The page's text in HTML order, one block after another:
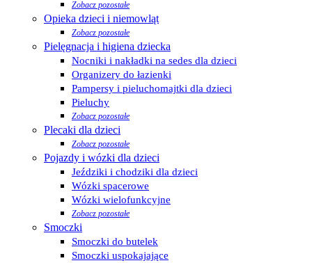
Zobacz pozostałe
Opieka dzieci i niemowląt
Zobacz pozostałe
Pielęgnacja i higiena dziecka
Nocniki i nakładki na sedes dla dzieci
Organizery do łazienki
Pampersy i pieluchomajtki dla dzieci
Pieluchy
Zobacz pozostałe
Plecaki dla dzieci
Zobacz pozostałe
Pojazdy i wózki dla dzieci
Jeździki i chodziki dla dzieci
Wózki spacerowe
Wózki wielofunkcyjne
Zobacz pozostałe
Smoczki
Smoczki do butelek
Smoczki uspokajające